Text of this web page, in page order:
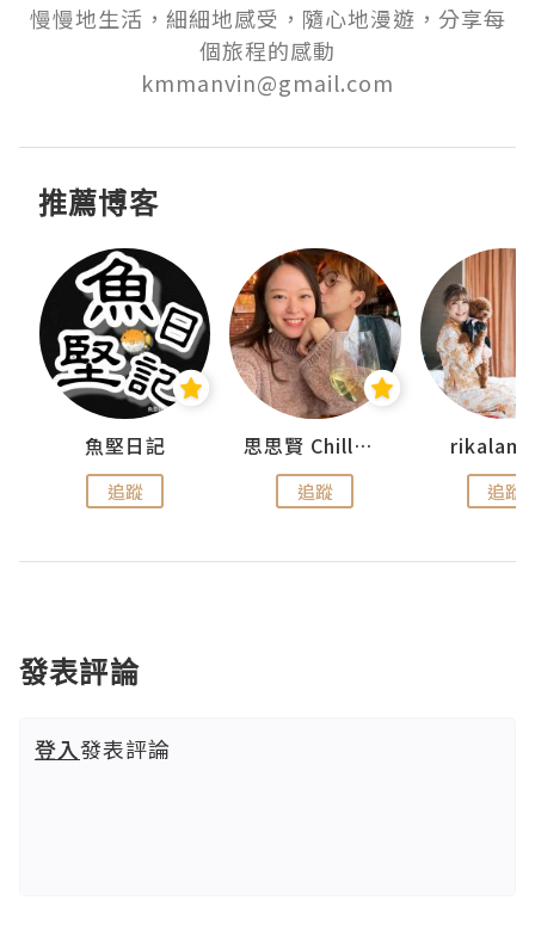
慢慢地生活，細細地感受，隨心地漫遊，分享每
個旅程的感動
kmmanvin@gmail.com
推薦博客
魚堅日記
追蹤
思思賢 ChillMyBabe
追蹤 追蹤
發表評論
登入發表評論